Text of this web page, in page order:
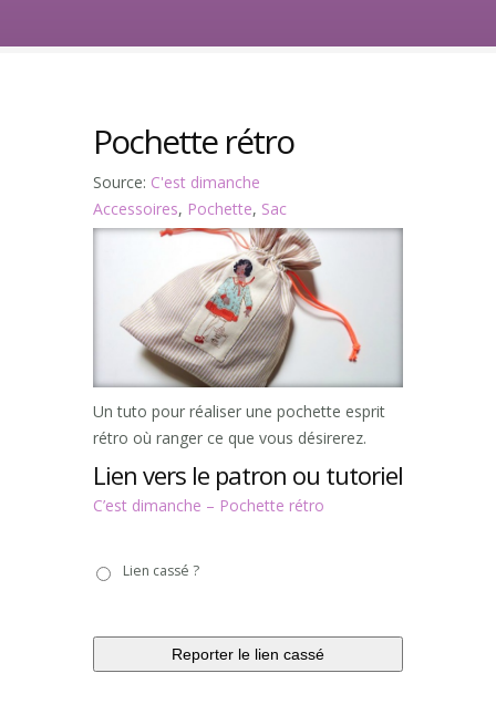
Pochette rétro
Source: C'est dimanche
Accessoires, Pochette, Sac
Un tuto pour réaliser une pochette esprit
rétro où ranger ce que vous désirerez.
Lien vers le patron ou tutoriel
C’est dimanche – Pochette rétro
casséLien cassé ?